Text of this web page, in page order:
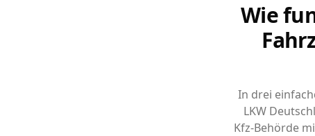
Wie
In drei
LKW
Kfz-Behörde